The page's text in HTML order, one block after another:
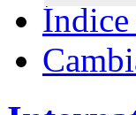
Índice